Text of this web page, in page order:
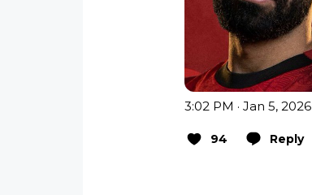
3:02 PM · Jan 5, 2026
94 Reply